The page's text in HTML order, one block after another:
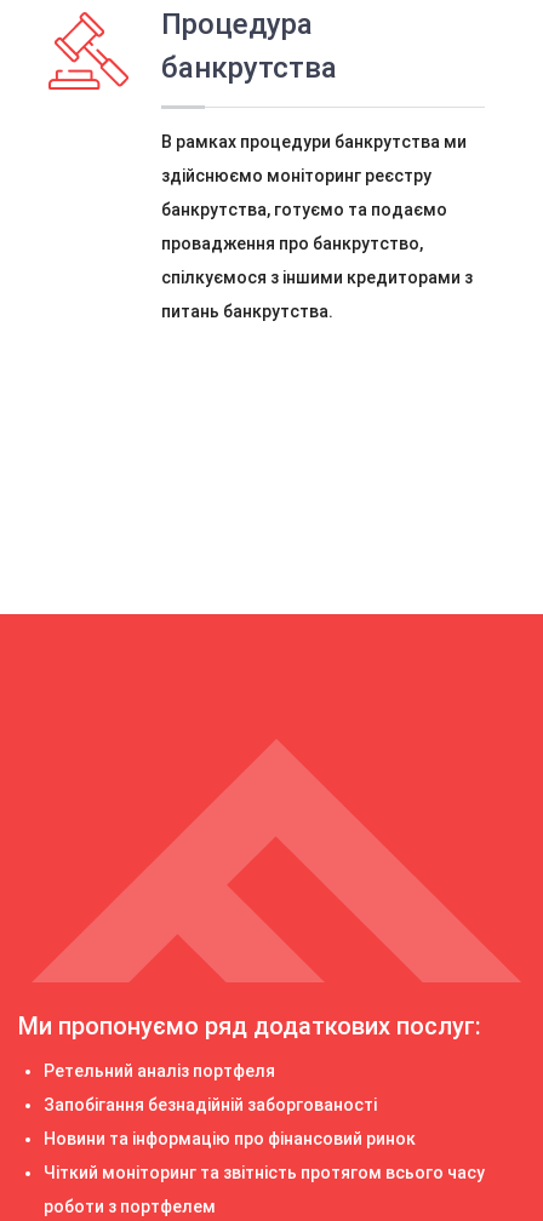
Процедура
банкрутства
В рамках процедури банкрутства ми
здійснюємо моніторинг реєстру
банкрутства, готуємо та подаємо
провадження про банкрутство,
спілкуємося з іншими кредиторами з
питань банкрутства.
Ми пропонуємо ряд додаткових послуг:
Ретельний аналіз портфеля
Запобігання безнадійній заборгованості
Новини та інформацію про фінансовий ринок
Чіткий моніторинг та звітність протягом всього часу
роботи з портфелем